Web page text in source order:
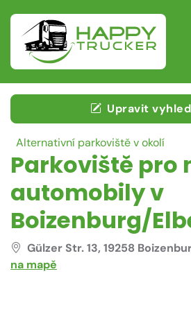
Upravit
Alternativní parkoviště v okolí
Parkoviště pro
automobily v
Boizenburg/
Gülzer Str. 13, 19258
na mapě